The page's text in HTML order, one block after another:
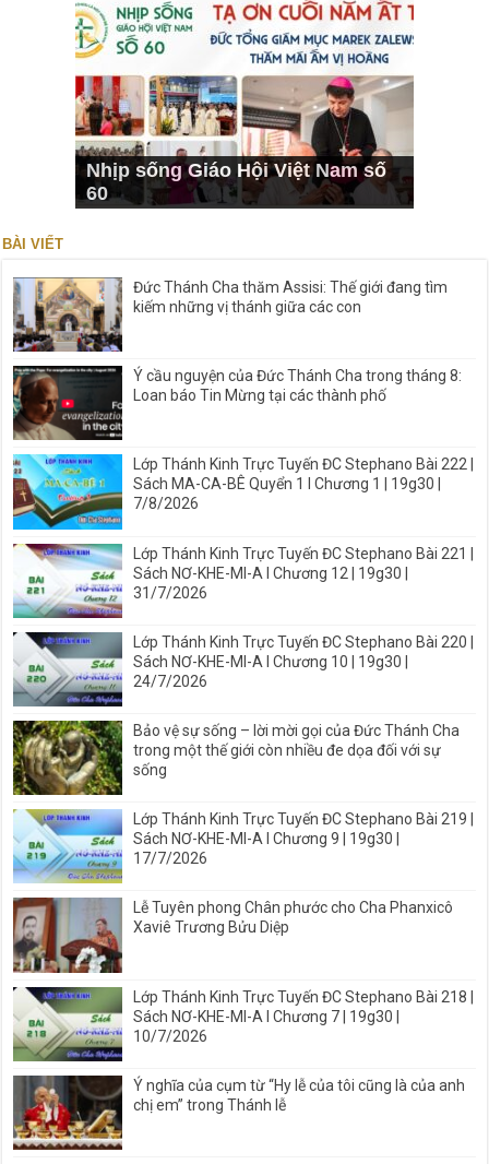
Nhịp sống Giáo Hội Việt Nam số
60
BÀI VIẾT
Đức Thánh Cha thăm Assisi: Thế giới đang tìm
kiếm những vị thánh giữa các con
Ý cầu nguyện của Đức Thánh Cha trong tháng 8:
Loan báo Tin Mừng tại các thành phố
Lớp Thánh Kinh Trực Tuyến ĐC Stephano Bài 222 |
Sách MA-CA-BÊ Quyển 1 I Chương 1 | 19g30 |
7/8/2026
Lớp Thánh Kinh Trực Tuyến ĐC Stephano Bài 221 |
Sách NƠ-KHE-MI-A I Chương 12 | 19g30 |
31/7/2026
Lớp Thánh Kinh Trực Tuyến ĐC Stephano Bài 220 |
Sách NƠ-KHE-MI-A I Chương 10 | 19g30 |
24/7/2026
Bảo vệ sự sống – lời mời gọi của Đức Thánh Cha
trong một thế giới còn nhiều đe dọa đối với sự
sống
Lớp Thánh Kinh Trực Tuyến ĐC Stephano Bài 219 |
Sách NƠ-KHE-MI-A I Chương 9 | 19g30 |
17/7/2026
Lễ Tuyên phong Chân phước cho Cha Phanxicô
Xaviê Trương Bửu Diệp
Lớp Thánh Kinh Trực Tuyến ĐC Stephano Bài 218 |
Sách NƠ-KHE-MI-A I Chương 7 | 19g30 |
10/7/2026
Ý nghĩa của cụm từ “Hy lễ của tôi cũng là của anh
chị em” trong Thánh lễ